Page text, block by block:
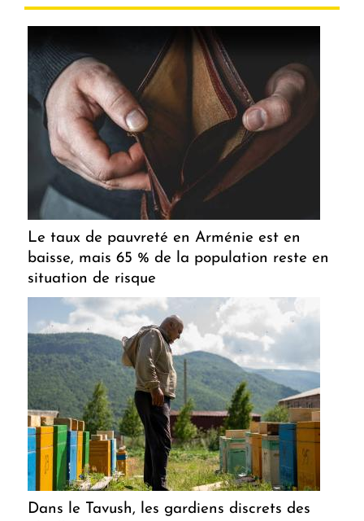
Le taux de pauvreté en Arménie est en
baisse, mais 65 % de la population reste en
situation de risque
Dans le Tavush, les gardiens discrets des